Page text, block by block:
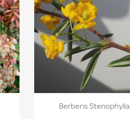
Vista rápida
Berberis Stenophylla